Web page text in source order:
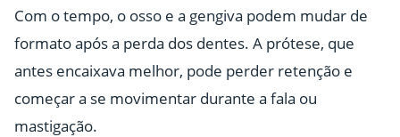
Com o tempo, o osso e a gengiva podem mudar de
formato após a perda dos dentes. A prótese, que
antes encaixava melhor, pode perder retenção e
começar a se movimentar durante a fala ou
mastigação.